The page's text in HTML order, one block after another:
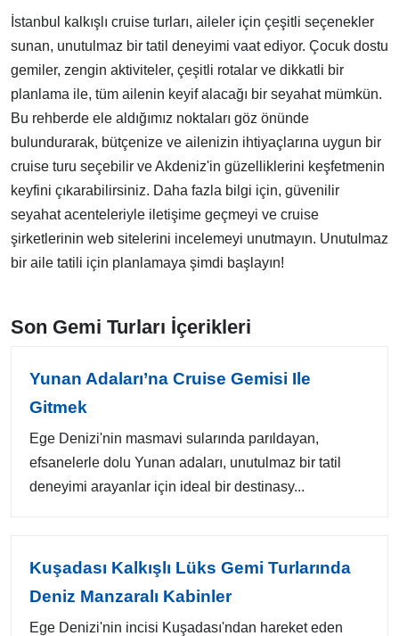
İstanbul kalkışlı cruise turları, aileler için çeşitli seçenekler
sunan, unutulmaz bir tatil deneyimi vaat ediyor. Çocuk dostu
gemiler, zengin aktiviteler, çeşitli rotalar ve dikkatli bir
planlama ile, tüm ailenin keyif alacağı bir seyahat mümkün.
Bu rehberde ele aldığımız noktaları göz önünde
bulundurarak, bütçenize ve ailenizin ihtiyaçlarına uygun bir
cruise turu seçebilir ve Akdeniz'in güzelliklerini keşfetmenin
keyfini çıkarabilirsiniz. Daha fazla bilgi için, güvenilir
seyahat acenteleriyle iletişime geçmeyi ve cruise
şirketlerinin web sitelerini incelemeyi unutmayın. Unutulmaz
bir aile tatili için planlamaya şimdi başlayın!
Son Gemi Turları İçerikleri
Yunan Adaları’na Cruise Gemisi Ile
Gitmek
Ege Denizi'nin masmavi sularında parıldayan,
efsanelerle dolu Yunan adaları, unutulmaz bir tatil
deneyimi arayanlar için ideal bir destinasy...
Kuşadası Kalkışlı Lüks Gemi Turlarında
Deniz Manzaralı Kabinler
Ege Denizi'nin incisi Kuşadası'ndan hareket eden